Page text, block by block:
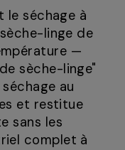
le séchage à
linge de
—
sèche-linge"
au
et restitue
sans les
complet à